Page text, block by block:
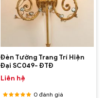
Đèn Tường Trang Trí Hiện
Đại SC049- ĐTĐ
Liên hệ
0 đánh giá